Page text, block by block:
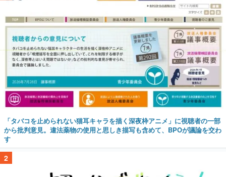
「タバコを止められない猫耳キャラを描く深夜枠アニメ」に視聴者の一部
から批判意見。違法薬物の使用と思しき描写も含めて、BPOが議論を交わ
す
2